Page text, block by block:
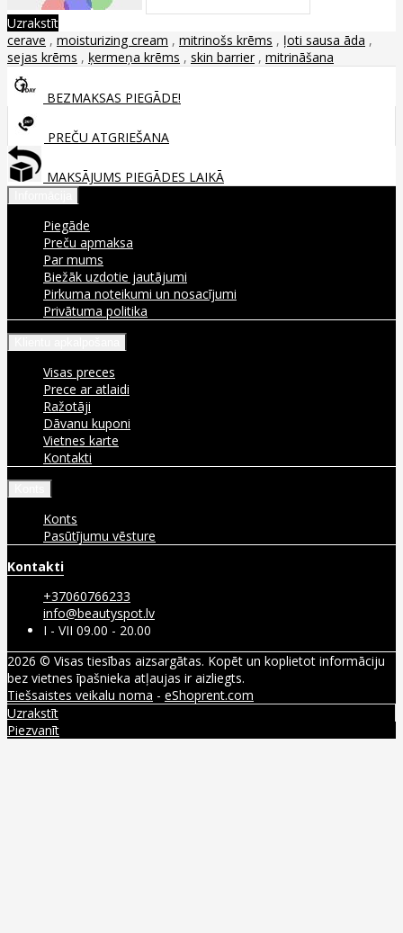
Uzrakstīt
cerave , moisturizing cream , mitrinošs krēms , ļoti sausa āda ,
sejas krēms , ķermeņa krēms , skin barrier , mitrināšana
BEZMAKSAS PIEGĀDE!
PREČU ATGRIEŠANA
MAKSĀJUMS PIEGĀDES LAIKĀ
Piegāde
Preču apmaksa
Par mums
Biežāk uzdotie jautājumi
Pirkuma noteikumi un nosacījumi
Privātuma politika
Visas preces
Prece ar atlaidi
Ražotāji
Dāvanu kuponi
Vietnes karte
Kontakti
Konts
Pasūtījumu vēsture
Kontakti
+37060766233
info@beautyspot.lv
I - VII 09.00 - 20.00
2026 © Visas tiesības aizsargātas. Kopēt un koplietot informāciju
bez vietnes īpašnieka atļaujas ir aizliegts.
Tiešsaistes veikalu noma - eShoprent.com
Uzrakstīt
Piezvanīt